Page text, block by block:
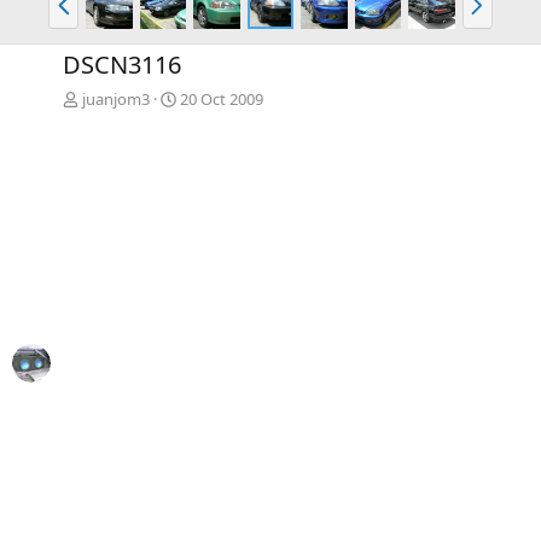
n
t
.
i
g
DSCN3116
juanjom3 20 Oct 2009